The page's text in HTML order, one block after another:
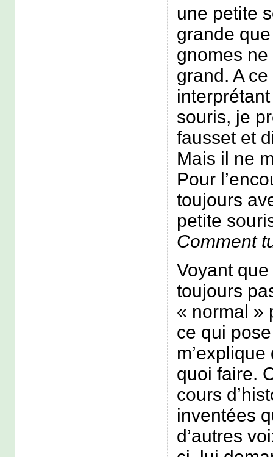
une petite
grande
gnomes
grand. A
souris, je
fausset et
Mais il ne
Pour
toujours
petite
Comment
Voyant
toujours
« normal »
ce qui
m’explique
quoi faire.
cours
inventées
d’autres